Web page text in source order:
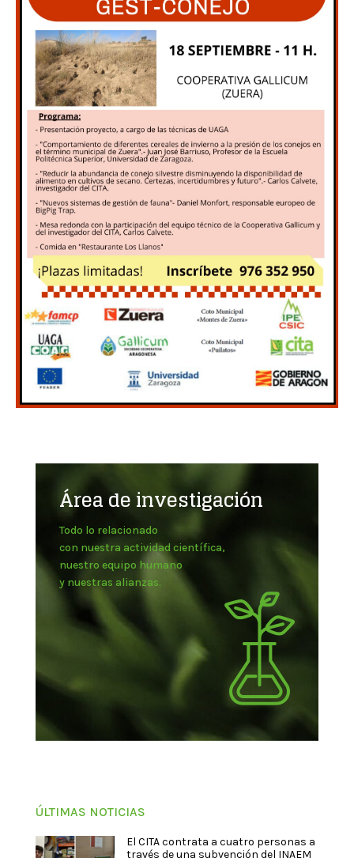
Área de investigación
Todo lo relacionado
con nuestra actividad científica,
nuestro equipo humano
y nuestras alianzas.
ÚLTIMAS NOTICIAS
El CITA contrata a cuatro personas a
través de una subvención del INAEM